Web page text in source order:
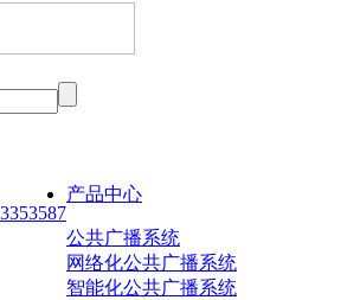
产品中心
公共广播系统
网络化公共广播系统
智能化公共广播系统
新闻资讯>集团报道